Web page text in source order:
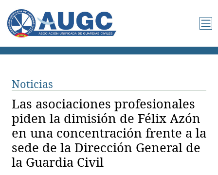
Noticias
Las asociaciones profesionales
piden la dimisión de Félix Azón
en una concentración frente a la
sede de la Dirección General de
la Guardia Civil